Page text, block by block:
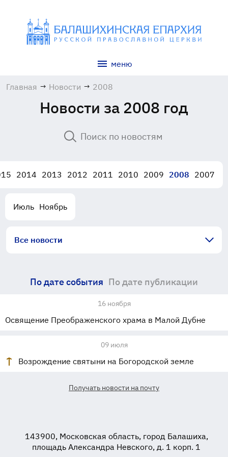
меню
Главная → Новости → 2008
Новости за 2008 год
2014 2013 2012 2011 2010 2009 2008 2007
Июль Ноябрь
Все новости
По дате события По дате публикации
16 ноября
Освящение Преображенского храма в Малой Дубне
09 июля
Возрождение святыни на Богородской земле
Получать новости на почту
143900, Московская область, город Балашиха,
площадь Александра Невского, д. 1 корп. 1